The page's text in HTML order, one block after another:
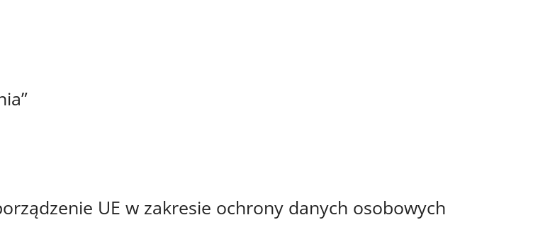
UE w zakresie ochrony danych osobowych